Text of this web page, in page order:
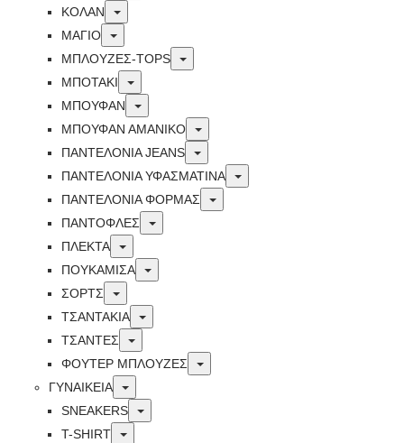
ΚΟΛΑΝ
Toggle
ΜΑΓΙΟ
Toggle
ΜΠΛΟΥΖΕΣ-TOPS
Toggle
ΜΠΟΤΑΚΙ
Toggle
ΜΠΟΥΦΑΝ
Toggle
ΜΠΟΥΦΑΝ ΑΜΑΝΙΚΟ
Toggle
ΠΑΝΤΕΛΟΝΙΑ JEANS
Toggle
ΠΑΝΤΕΛΟΝΙΑ ΥΦΑΣΜΑΤΙΝΑ
Toggle
ΠΑΝΤΕΛΟΝΙΑ ΦΟΡΜΑΣ
Toggle
ΠΑΝΤΟΦΛΕΣ
Toggle
ΠΛΕΚΤΑ
Toggle
ΠΟΥΚΑΜΙΣΑ
Toggle
ΣΟΡΤΣ
Toggle
ΤΣΑΝΤΑΚΙΑ
Toggle
ΤΣΑΝΤΕΣ
Toggle
ΦΟΥΤΕΡ ΜΠΛΟΥΖΕΣ
Toggle
ΓΥΝΑΙΚΕΙΑ
Toggle
SNEAKERS
Toggle
T-SHIRT
Toggle